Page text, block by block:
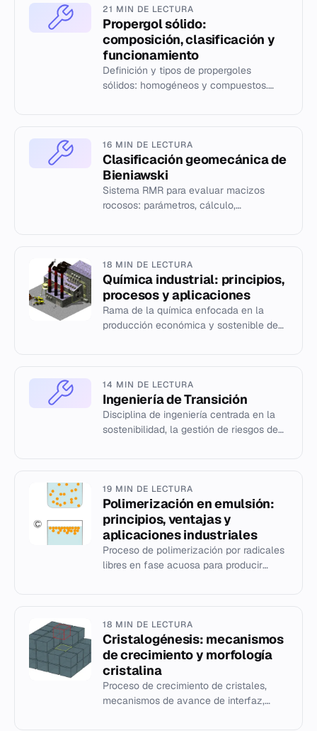
21 MIN DE LECTURA
Propergol sólido:
composición, clasificación y
funcionamiento
Definición y tipos de propergoles
sólidos: homogéneos y compuestos.
16 MIN DE LECTURA
Clasificación geomecánica de
Bieniawski
Sistema RMR para evaluar macizos
rocosos: parámetros, cálculo,
18 MIN DE LECTURA
Química industrial: principios,
procesos y aplicaciones
Rama de la química enfocada en la
producción económica y sostenible de
14 MIN DE LECTURA
Ingeniería de Transición
Disciplina de ingeniería centrada en la
sostenibilidad, la gestión de riesgos de
19 MIN DE LECTURA
Polimerización en emulsión:
principios, ventajas y
aplicaciones industriales
Proceso de polimerización por radicales
libres en fase acuosa para producir
18 MIN DE LECTURA
Cristalogénesis: mecanismos
de crecimiento y morfología
cristalina
Proceso de crecimiento de cristales,
mecanismos de avance de interfaz,